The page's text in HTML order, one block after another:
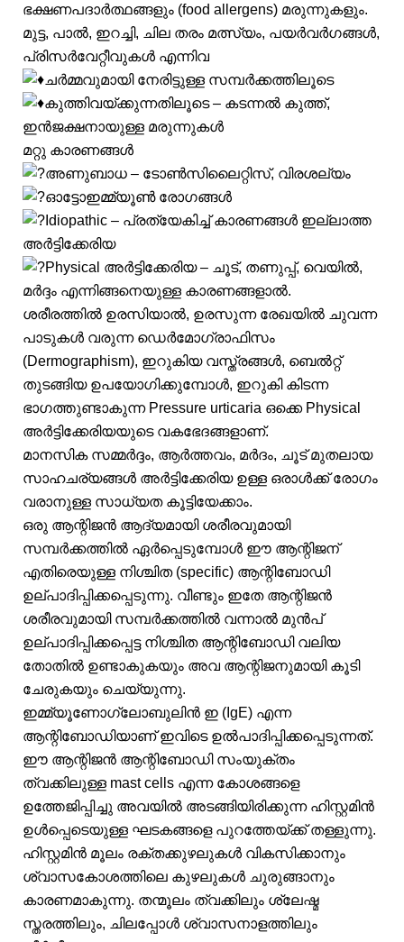
ഭക്ഷണപദാർത്ഥങ്ങളും (food allergens) മരുന്നുകളും.
മുട്ട, പാൽ, ഇറച്ചി, ചില തരം മത്സ്യം, പയർവർഗങ്ങൾ,
പ്രിസർവേറ്റീവുകൾ എന്നിവ
ചർമ്മവുമായി നേരിട്ടുള്ള സമ്പർക്കത്തിലൂടെ
കുത്തിവയ്ക്കുന്നതിലൂടെ – കടന്നൽ കുത്ത്,
ഇൻജക്ഷനായുള്ള മരുന്നുകൾ
മറ്റു കാരണങ്ങൾ
അണുബാധ – ടോൺസിലൈറ്റിസ്, വിരശല്യം
ഓട്ടോഇമ്മ്യൂൺ രോഗങ്ങൾ
Idiopathic – പ്രത്യേകിച്ച് കാരണങ്ങൾ ഇല്ലാത്ത
അർട്ടിക്കേരിയ
Physical അർട്ടിക്കേരിയ – ചൂട്, തണുപ്പ്, വെയിൽ,
മർദ്ദം എന്നിങ്ങനെയുള്ള കാരണങ്ങളാൽ.
ശരീരത്തിൽ ഉരസിയാൽ, ഉരസുന്ന രേഖയിൽ ചുവന്ന
പാടുകൾ വരുന്ന ഡെർമോഗ്രാഫിസം
(Dermographism), ഇറുകിയ വസ്ത്രങ്ങൾ, ബെൽറ്റ്‌
തുടങ്ങിയ ഉപയോഗിക്കുമ്പോൾ, ഇറുകി കിടന്ന
ഭാഗത്തുണ്ടാകുന്ന Pressure urticaria ഒക്കെ Physical
അർട്ടിക്കേരിയയുടെ വകഭേദങ്ങളാണ്.
മാനസിക സമ്മർദ്ദം, ആർത്തവം, മർദം, ചൂട് മുതലായ
സാഹചര്യങ്ങൾ അർട്ടിക്കേരിയ ഉള്ള ഒരാൾക്ക് രോഗം
വരാനുള്ള സാധ്യത കൂട്ടിയേക്കാം.
ഒരു ആന്റിജൻ ആദ്യമായി ശരീരവുമായി
സമ്പർക്കത്തിൽ ഏർപ്പെടുമ്പോൾ ഈ ആന്റിജന്
എതിരെയുള്ള നിശ്ചിത (specific) ആന്റിബോഡി
ഉല്പാദിപ്പിക്കപ്പെടുന്നു. വീണ്ടും ഇതേ ആന്റിജൻ
ശരീരവുമായി സമ്പർക്കത്തിൽ വന്നാൽ മുൻപ്
ഉല്പാദിപ്പിക്കപ്പെട്ട നിശ്ചിത ആന്റിബോഡി വലിയ
തോതിൽ ഉണ്ടാകുകയും അവ ആന്റിജനുമായി കൂടി
ചേരുകയും ചെയ്യുന്നു.
ഇമ്മ്യൂണോഗ്ലോബുലിൻ ഇ (IgE) എന്ന
ആന്റിബോഡിയാണ് ഇവിടെ ഉൽപാദിപ്പിക്കപ്പെടുന്നത്.
ഈ ആന്റിജൻ ആന്റിബോഡി സംയുക്തം
ത്വക്കിലുള്ള mast cells എന്ന കോശങ്ങളെ
ഉത്തേജിപ്പിച്ചു അവയിൽ അടങ്ങിയിരിക്കുന്ന ഹിസ്റ്റമിൻ
ഉൾപ്പെടെയുള്ള ഘടകങ്ങളെ പുറത്തേയ്ക്ക് തള്ളുന്നു.
ഹിസ്റ്റമിൻ മൂലം രക്തക്കുഴലുകൾ വികസിക്കാനും
ശ്വാസകോശത്തിലെ കുഴലുകൾ ചുരുങ്ങാനും
കാരണമാകുന്നു. തന്മൂലം ത്വക്കിലും ശ്ലേഷ്മ
സ്തരത്തിലും, ചിലപ്പോൾ ശ്വാസനാളത്തിലും